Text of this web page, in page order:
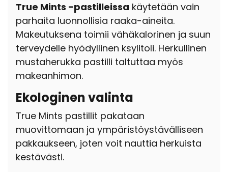
True Mints -pastilleissa käytetään vain
parhaita luonnollisia raaka-aineita.
Makeutuksena toimii vähäkalorinen ja suun
terveydelle hyödyllinen ksylitoli. Herkullinen
mustaherukka pastilli taltuttaa myös
makeanhimon.
Ekologinen valinta
True Mints pastillit pakataan
muovittomaan ja ympäristöystävälliseen
pakkaukseen, joten voit nauttia herkuista
kestävästi.